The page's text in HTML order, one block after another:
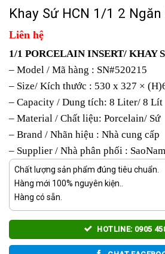
Khay Sứ HCN 1/1 2
Liên hệ
1/1 PORCELAIN INSERT/ KHAY
– Model / Mã hàng : SN#520215
– Size/ Kích thước : 530 x 327 ×
– Capacity / Dung tích: 8 Liter/ 8 Lít
– Material / Chất liệu: Porcelain/ Sứ
– Brand / Nhãn hiệu : Nhà cung cấp
– Supplier / Nhà phân phối :
Chất lượng sản phẩm đúng tiêu chuẩn.
Hàng mới 100% nguyên kiện..
Hàng có sẵn.
HOTLINE: 0905